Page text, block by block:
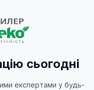
сьогодні
експертами у будь-